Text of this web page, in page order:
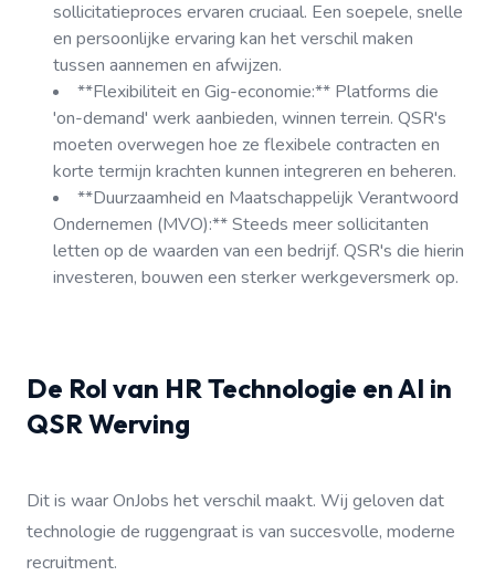
sollicitatieproces ervaren cruciaal. Een soepele, snelle
en persoonlijke ervaring kan het verschil maken
tussen aannemen en afwijzen.
**Flexibiliteit en Gig-economie:** Platforms die
'on-demand' werk aanbieden, winnen terrein. QSR's
moeten overwegen hoe ze flexibele contracten en
korte termijn krachten kunnen integreren en beheren.
**Duurzaamheid en Maatschappelijk Verantwoord
Ondernemen (MVO):** Steeds meer sollicitanten
letten op de waarden van een bedrijf. QSR's die hierin
investeren, bouwen een sterker werkgeversmerk op.
De Rol van HR Technologie en AI in
QSR Werving
Dit is waar OnJobs het verschil maakt. Wij geloven dat
technologie de ruggengraat is van succesvolle, moderne
recruitment.